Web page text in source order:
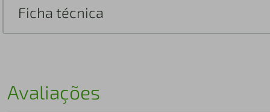
Ficha técnica
Avaliações